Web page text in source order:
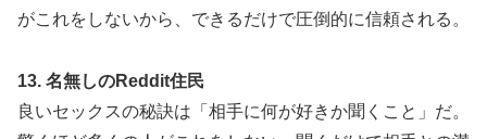
がこれをしないから、できるだけで圧倒的に信頼される。
13. 名無しのReddit住民
良いセックスの秘訣は「相手に何が好きか聞くこと」だ。